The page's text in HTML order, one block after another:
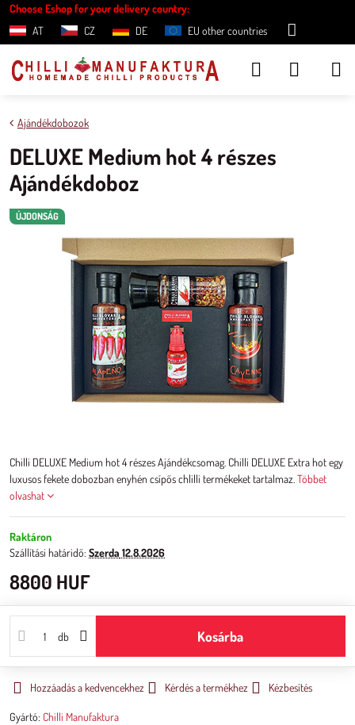
Choose Eshop for your delivery country:
AT
CZ DE EU other countries
ÚJDONSÁG
Ajándékdobozok
DELUXE Medium hot 4 részes
Ajándékdoboz
Chilli DELUXE Medium hot 4 részes Ajándékcsomag. Chilli DELUXE Extra hot egy
luxusos fekete dobozban enyhén csípős chlilli termékeket tartalmaz. Többet
olvashat
Raktáron
Szállítási határidő: Szerda 12.8.2026
8800 HUF
db Kosárba
Hozzáadás a kedvencekhez Kérdés a termékhez Kézbesítés
Gyártó: Chilli Manufaktura